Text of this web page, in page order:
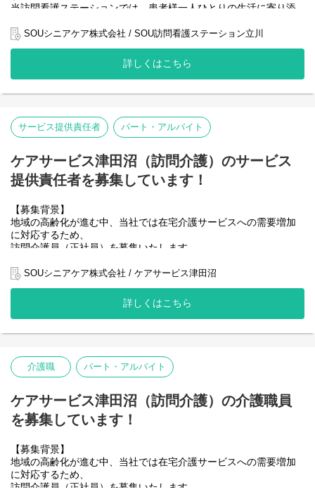
■ 多職種との連携
ケアマネジャー、医師などと連携し、包括的な在宅ケアを提供し
ます。
サービス担当者会議にも参加していただきます。
そのため、明るく元気で協調性のある方を歓迎します。
・訪問看護の現場で経験を積みたい方
・自身の成長を実感したい方
・地域に貢献できる仕事がしたい方
す。
■ 事務所内の環境整備
備品管理、郵送物の整理、簡単な清掃など、働きやすい環境づく
■ 多職種との連携
看護師、リハビリ職、ケアマネジャー、医療機関などと連携し、
【求める人物像】
当ステーションでは、ストレスやハラスメントのない、あたたか
い職場づくりを大切にしています。
そのため、明るく丁寧な対応ができ、協調性のある方を歓迎しま
す。
以下のような方に向いています
・医療・介護業界で事務職として働きたい方
・人と関わる仕事が好きな方
・正確で丁寧な作業が得意な方
・地域に貢献できる仕事がしたい方
当訪問看護ステーションでは、患者様一人ひとりの生活に寄り添
の高い看護サービスの提供に努めています。
おかげさまでご依頼も増加しており、事業拡大に伴い、より手厚
いケアを実現するために正社員の看護師を増員することになりま
した。
患者様の増加に対応し、一人ひとりに寄り添ったきめ細やかなケ
地域医療に貢献したい方、在宅看護を通して患者様の生活を支え
【役割】
地域に根差した訪問看護ステーションにおいて、正看護師として
高齢化が進む中、在宅医療の需要は増加しており、当ステーショ
ンもそのニーズに応えるべく事業拡大を進めています。
主な業務内容
・点滴、注射
・服薬管理
・症状の観察
・訪問記録の作成
・医師、ケアマネジャーなど関係機関との連携
患者様一人ひとりに合わせた個別ケアを行い、安心して自宅での
療養生活を続けられるよう支援します。
将来的には、チームの中核として管理職や専門職へのキャリアア
ップも可能です。
【仕事内容（訪問看護師）】
■ 健康状態の観察・アセスメント
バイタル測定や全身状態の確認を行い、異常の早期発見に努めま
す。
■ 医療的ケアの提供
点滴、注射、カテーテル管理、褥瘡ケアなど、医師の指示に基づ
SOUシニアケア株式会社 / SOU訪問看護ステーション立川
詳しくはこちら
サービス提供責任者 パート・アルバイト
ケアサービス津田沼（訪問介護）のサービス
提供責任者を募集しています！
【募集背景】
地域の高齢化が進む中、当社では在宅介護サービスへの需要増加
に対応するため、
訪問介護員（正社員）を募集いたします。
私たちは
「住み慣れた地域で、自分らしく安心して暮らせる社会」の実現
ご利用者様一人ひとりに寄り添う質の高いサービス提供に力を注
いでいます！
・ご利用者様の増加
・サービス品質のさらなる向上
これらに対応するため、体制強化が急務となっており、
今回、地域福祉に貢献する熱意ある仲間を募集します！
地域社会にあたたかさを届けていきませんか？
【役割】
あなたには、訪問介護のサービス提供責任者として、
SOUシニアケア株式会社 / ケアサービス津田沼
詳しくはこちら
介護職 パート・アルバイト
ケアサービス津田沼（訪問介護）の介護職員
を募集しています！
【募集背景】
地域の高齢化が進む中、当社では在宅介護サービスへの需要増加
に対応するため、
訪問介護員（正社員）を募集いたします。